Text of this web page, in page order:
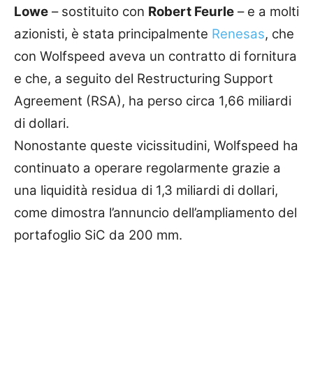
Lowe – sostituito con Robert Feurle – e a molti
azionisti, è stata principalmente Renesas, che
con Wolfspeed aveva un contratto di fornitura
e che, a seguito del Restructuring Support
Agreement (RSA), ha perso circa 1,66 miliardi
di dollari.
Nonostante queste vicissitudini, Wolfspeed ha
continuato a operare regolarmente grazie a
una liquidità residua di 1,3 miliardi di dollari,
come dimostra l’annuncio dell’ampliamento del
portafoglio SiC da 200 mm.